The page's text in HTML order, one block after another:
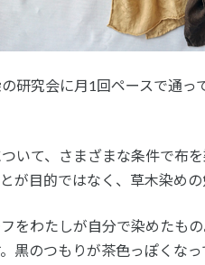
研究会に月1回ペースで通
いて、さまざまな条件で布
が目的ではなく、草木染めの
をわたしが自分で染めたも
黒のつもりが茶色っぽくな